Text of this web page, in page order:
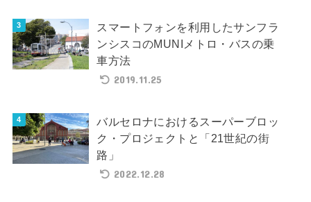
スマートフォンを利用したサンフラ
ンシスコのMUNIメトロ・バスの乗
車方法
2019.11.25
バルセロナにおけるスーパーブロッ
ク・プロジェクトと「21世紀の街
路」
2022.12.28